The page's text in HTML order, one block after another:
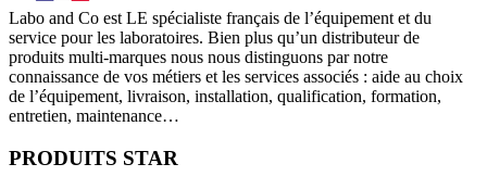
Labo and Co est LE spécialiste français de l’équipement et du
service pour les laboratoires. Bien plus qu’un distributeur de
produits multi-marques nous nous distinguons par notre
connaissance de vos métiers et les services associés : aide au choix
de l’équipement, livraison, installation, qualification, formation,
entretien, maintenance…
PRODUITS STAR